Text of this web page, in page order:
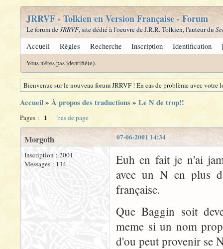
JRRVF - Tolkien en Version Française - Forum
Le forum deJRRVF, site dédié à l'oeuvre de J.R.R. Tolkien, l'auteur du
Accueil Règles Recherche Inscription Identification
Vous n'êtes pas identifié(e).
Bienvenue sur le nouveau forum JRRVF ! En cas de problème avec
Accueil» À propos des traductions» Le N de trop!!
Pages : 1 bas de page
07-06-2001 14:34
Morgoth
Inscription : 2001
Messages : 134
Euh en fait je n'ai
avec un N en plus
française.
Que Baggin soit
meme si un nom
d'ou peut provenir se